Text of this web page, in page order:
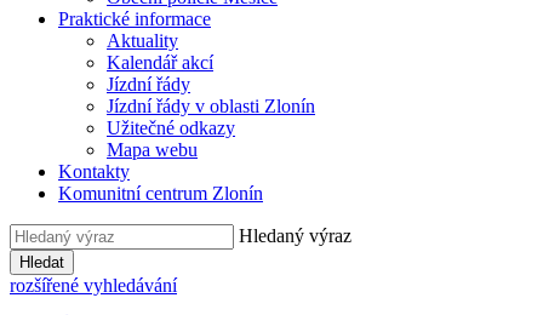
Praktické informace
Aktuality
Kalendář akcí
Jízdní řády
Jízdní řády v oblasti Zlonín
Užitečné odkazy
Mapa webu
Kontakty
Komunitní centrum Zlonín
Hledaný výraz
Hledat
rozšířené vyhledávání